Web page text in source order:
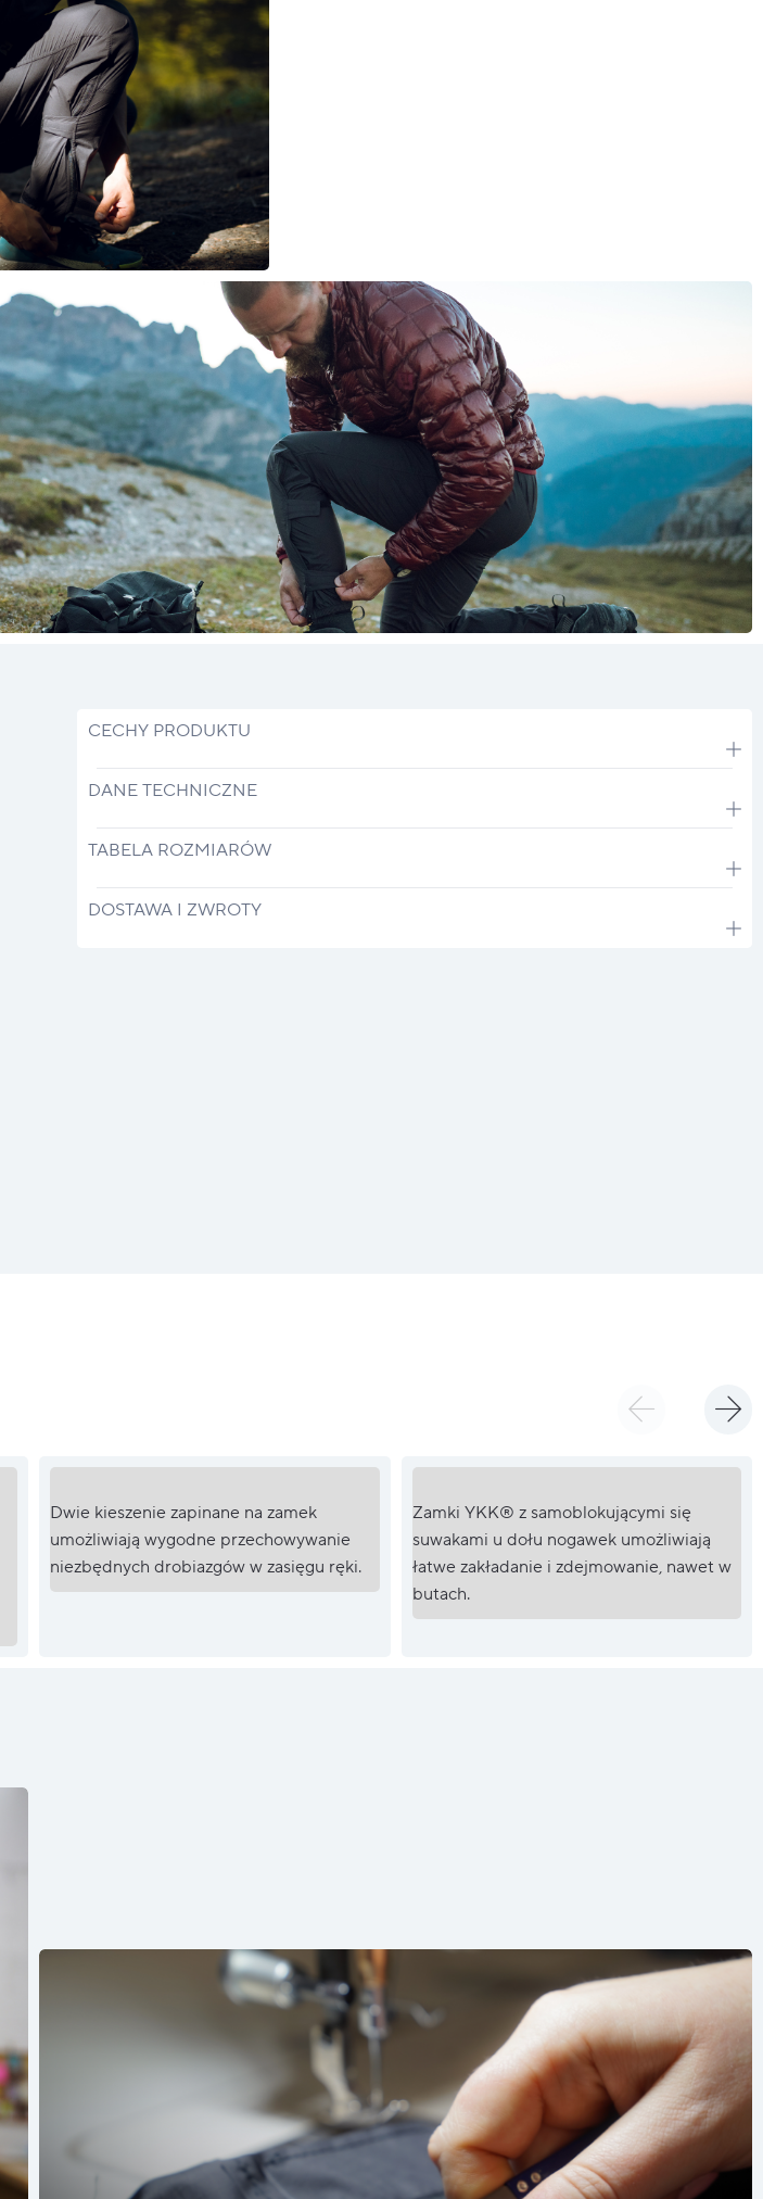
CECHY PRODUKTU
DANE TECHNICZNE
TABELA ROZMIARÓW
DOSTAWA I ZWROTY
Dwie kieszenie zapinane na zamek
umożliwiają wygodne przechowywanie
niezbędnych drobiazgów w zasięgu ręki.
Zamki YKK® z samoblokującymi się
suwakami u dołu nogawek umożliwiają
łatwe zakładanie i zdejmowanie, nawet w
butach.